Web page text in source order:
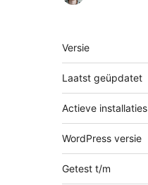
Meta
Versie
Laatst geüpdatet
Actieve installaties
WordPress versie
Getest t/m